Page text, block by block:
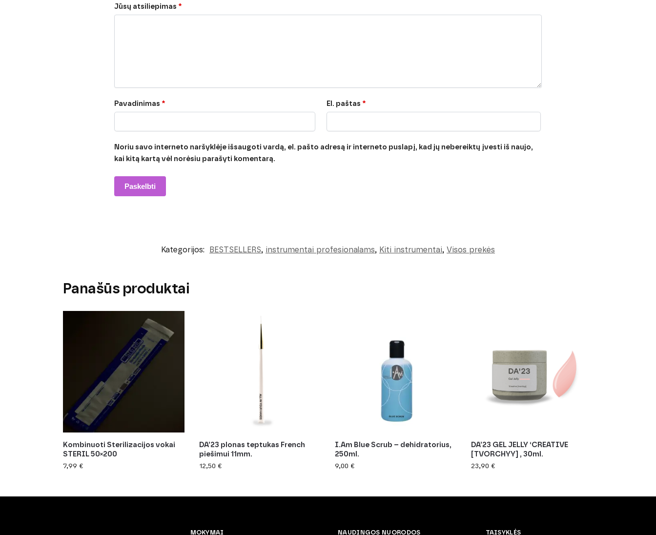
Jūsų atsiliepimas *
Pavadinimas * El. paštas *
Noriu savo interneto naršyklėje išsaugoti vardą, el. pašto adresą ir interneto puslapį, kad jų nebereiktų įvesti iš naujo,
kai kitą kartą vėl norėsiu parašyti komentarą.
Kategorijos: BESTSELLERS, instrumentai profesionalams, Kiti instrumentai, Visos prekės
Panašūs produktai
Kombinuoti Sterilizacijos vokai
STERIL 50×200
7,99 €
DA’23 plonas teptukas French
piešimui 11mm.
12,50 €
I.Am Blue Scrub – dehidratorius,
250ml.
9,00 €
DA’23 GEL JELLY ‘CREATIVE
[TVORCHYY] , 30ml.
23,90 €
MOKYMAI NAUDINGOS NUORODOS TAISYKLĖS